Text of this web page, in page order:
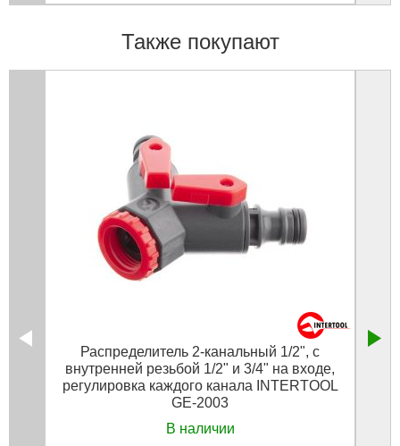
Также покупают
Распределитель 2-канальный 1/2", с
внутренней резьбой 1/2" и 3/4" на входе,
регулировка каждого канала INTERTOOL
GE-2003
В наличии